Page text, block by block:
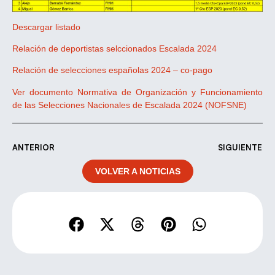
Descargar listado
Relación de deportistas selccionados Escalada 2024
Relación de selecciones españolas 2024 – co-pago
Ver documento Normativa de Organización y Funcionamiento
de las Selecciones Nacionales de Escalada 2024 (NOFSNE)
ANTERIOR SIGUIENTE
VOLVER A NOTICIAS